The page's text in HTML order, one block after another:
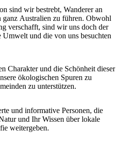
sind wir bestrebt, Wanderer an
ganz Australien zu führen. Obwohl
verschafft, sind wir uns doch der
und die von uns besuchten
Charakter und die Schönheit dieser
ökologischen Spuren zu
zu unterstützen.
und informative Personen, die
und Ihr Wissen über lokale
weitergeben.